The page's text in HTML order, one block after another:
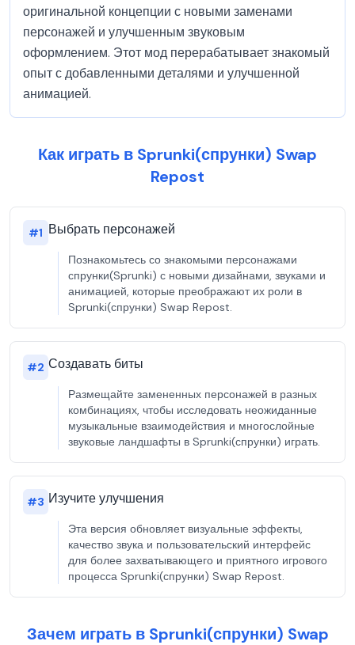
оригинальной концепции с новыми заменами
персонажей и улучшенным звуковым
оформлением. Этот мод перерабатывает знакомый
опыт с добавленными деталями и улучшенной
анимацией.
Как играть в Sprunki(спрунки) Swap
Repost
#1 Выбрать персонажей
Познакомьтесь со знакомыми персонажами
спрунки(Sprunki) с новыми дизайнами, звуками и
анимацией, которые преображают их роли в
Sprunki(спрунки) Swap Repost.
#2 Создавать биты
Размещайте замененных персонажей в разных
комбинациях, чтобы исследовать неожиданные
музыкальные взаимодействия и многослойные
звуковые ландшафты в Sprunki(спрунки) играть.
#3 Изучите улучшения
Эта версия обновляет визуальные эффекты,
качество звука и пользовательский интерфейс
для более захватывающего и приятного игрового
процесса Sprunki(спрунки) Swap Repost.
Зачем играть в Sprunki(спрунки) Swap